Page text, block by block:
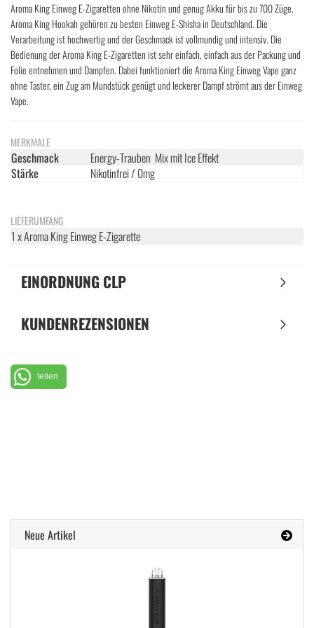
Aroma King Einweg E-Zigaretten ohne Nikotin und genug Akku für bis zu 700 Züge.
Aroma King Hookah gehören zu besten Einweg E-Shisha in Deutschland. Die
Verarbeitung ist hochwertig und der Geschmack ist vollmundig und intensiv. Die
Bedienung der Aroma King E-Zigaretten ist sehr einfach, einfach aus der Packung und
Folie entnehmen und Dampfen. Dabei funktioniert die Aroma King Einweg Vape ganz
ohne Taster, ein Zug am Mundstück genügt und leckerer Dampf strömt aus der Einweg
Vape.
MERKMALE
Geschmack
Energy-Trauben Mix mit Ice Effekt
Stärke
Nikotinfrei / 0mg
LIEFERUMFANG
1 x Aroma King Einweg E-Zigarette
EINORDNUNG CLP
KUNDENREZENSIONEN
teilen
Neue Artikel